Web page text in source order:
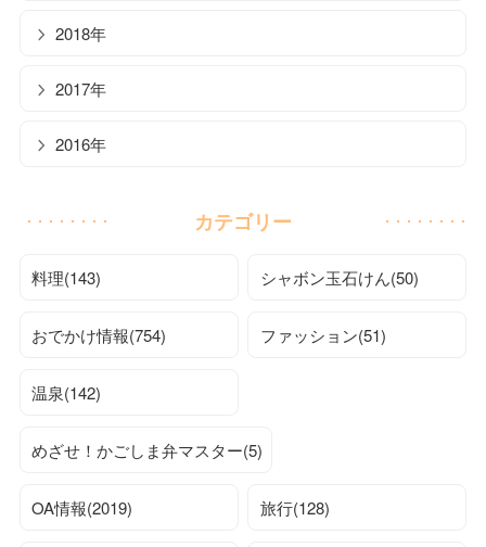
2018年
2017年
2016年
カテゴリー
料理(143) シャボン玉石けん(50)
おでかけ情報(754) ファッション(51)
温泉(142)
めざせ！かごしま弁マスター(5)
OA情報(2019) 旅行(128)